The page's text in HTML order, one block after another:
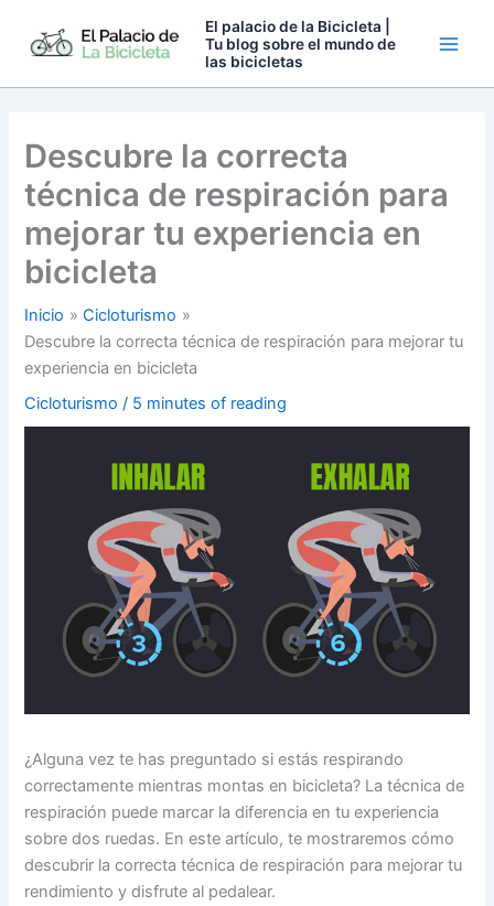
El palacio de la Bicicleta |
Tu blog sobre el mundo de
las bicicletas
Descubre la correcta
técnica de respiración para
mejorar tu experiencia en
bicicleta
Inicio
Cicloturismo
Descubre la correcta técnica de respiración para mejorar tu
experiencia en bicicleta
Cicloturismo / 5 minutes of reading
¿Alguna vez te has preguntado si estás respirando
correctamente mientras montas en bicicleta? La técnica de
respiración puede marcar la diferencia en tu experiencia
sobre dos ruedas. En este artículo, te mostraremos cómo
descubrir la correcta técnica de respiración para mejorar tu
rendimiento y disfrute al pedalear.